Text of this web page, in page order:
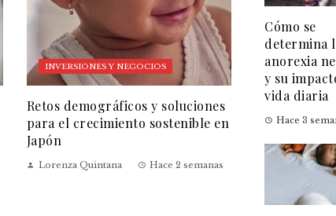
INVERSIONES Y NEGOCIOS
Retos demográficos y soluciones
para el crecimiento sostenible en
Japón
Lorenza Quintana Hace 2 semanas
Cómo se
determina
anorexia
y su
vida diaria
Hace 3